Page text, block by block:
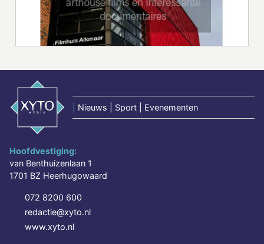
Nieuws | Sport | Evenementen
Hoofdvestiging:
van Benthuizenlaan 1
1701 BZ Heerhugowaard
072 8200 600
redactie@xyto.nl
www.xyto.nl